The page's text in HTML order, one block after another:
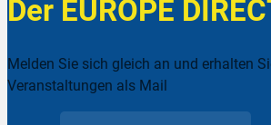
Der EUROPE
Melden Sie sich gleich an und erhalten
Veranstaltungen als Mail